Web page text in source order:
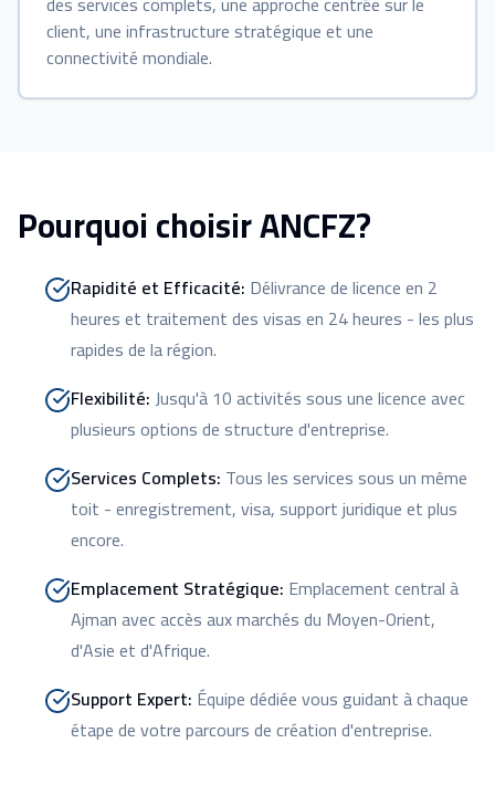
client, une infrastructure stratégique et une
connectivité mondiale.
Pourquoi choisir ANCFZ?
Rapidité et Efficacité: Délivrance de licence en 2
heures et traitement des visas en 24 heures - les plus
rapides de la région.
Flexibilité:Jusqu'à 10 activités sous une licence avec
plusieurs options de structure d'entreprise.
Services Complets: Tous les services sous un même
toit - enregistrement, visa, support juridique et plus
encore.
Emplacement Stratégique: Emplacement central à
Ajman avec accès aux marchés du Moyen-Orient,
d'Asie et d'Afrique.
Support Expert: Équipe dédiée vous guidant à chaque
étape de votre parcours de création d'entreprise.